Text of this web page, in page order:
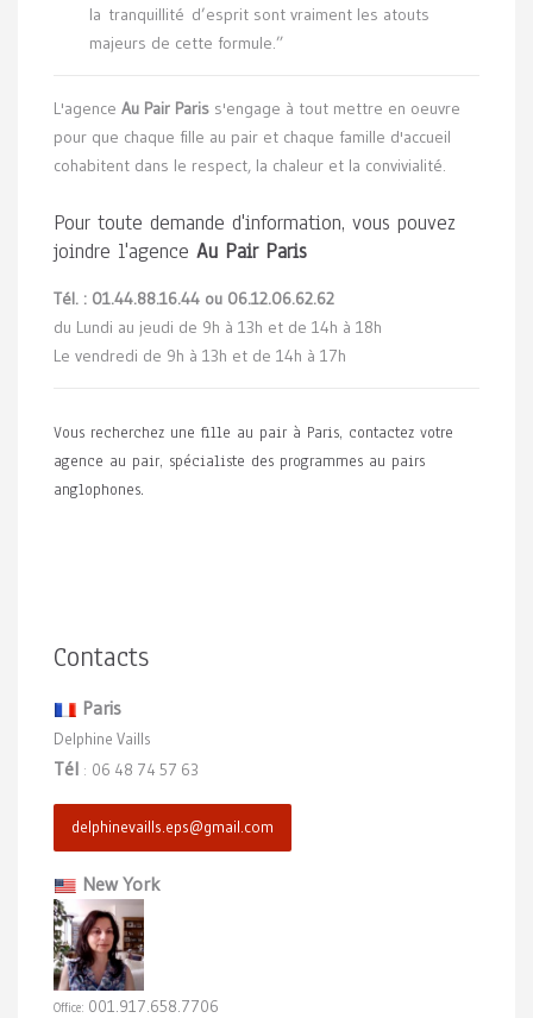
la tranquillité d’esprit sont vraiment les atouts
majeurs de cette formule.”
L'agence Au Pair Paris s'engage à tout mettre en oeuvre
pour que chaque fille au pair et chaque famille d'accueil
cohabitent dans le respect, la chaleur et la convivialité.
Pour toute demande d'information, vous pouvez
joindre l'agence Au Pair Paris
Tél. : 01.44.88.16.44 ou 06.12.06.62.62
du Lundi au jeudi de 9h à 13h et de 14h à 18h
Le vendredi de 9h à 13h et de 14h à 17h
Vous recherchez une fille au pair à Paris, contactez votre
agence au pair, spécialiste des programmes au pairs
anglophones.
Contacts
Paris
Delphine Vaills
Tél : 06 48 74 57 63
delphinevaills.eps@gmail.com
New York
Office: 001.917.658.7706